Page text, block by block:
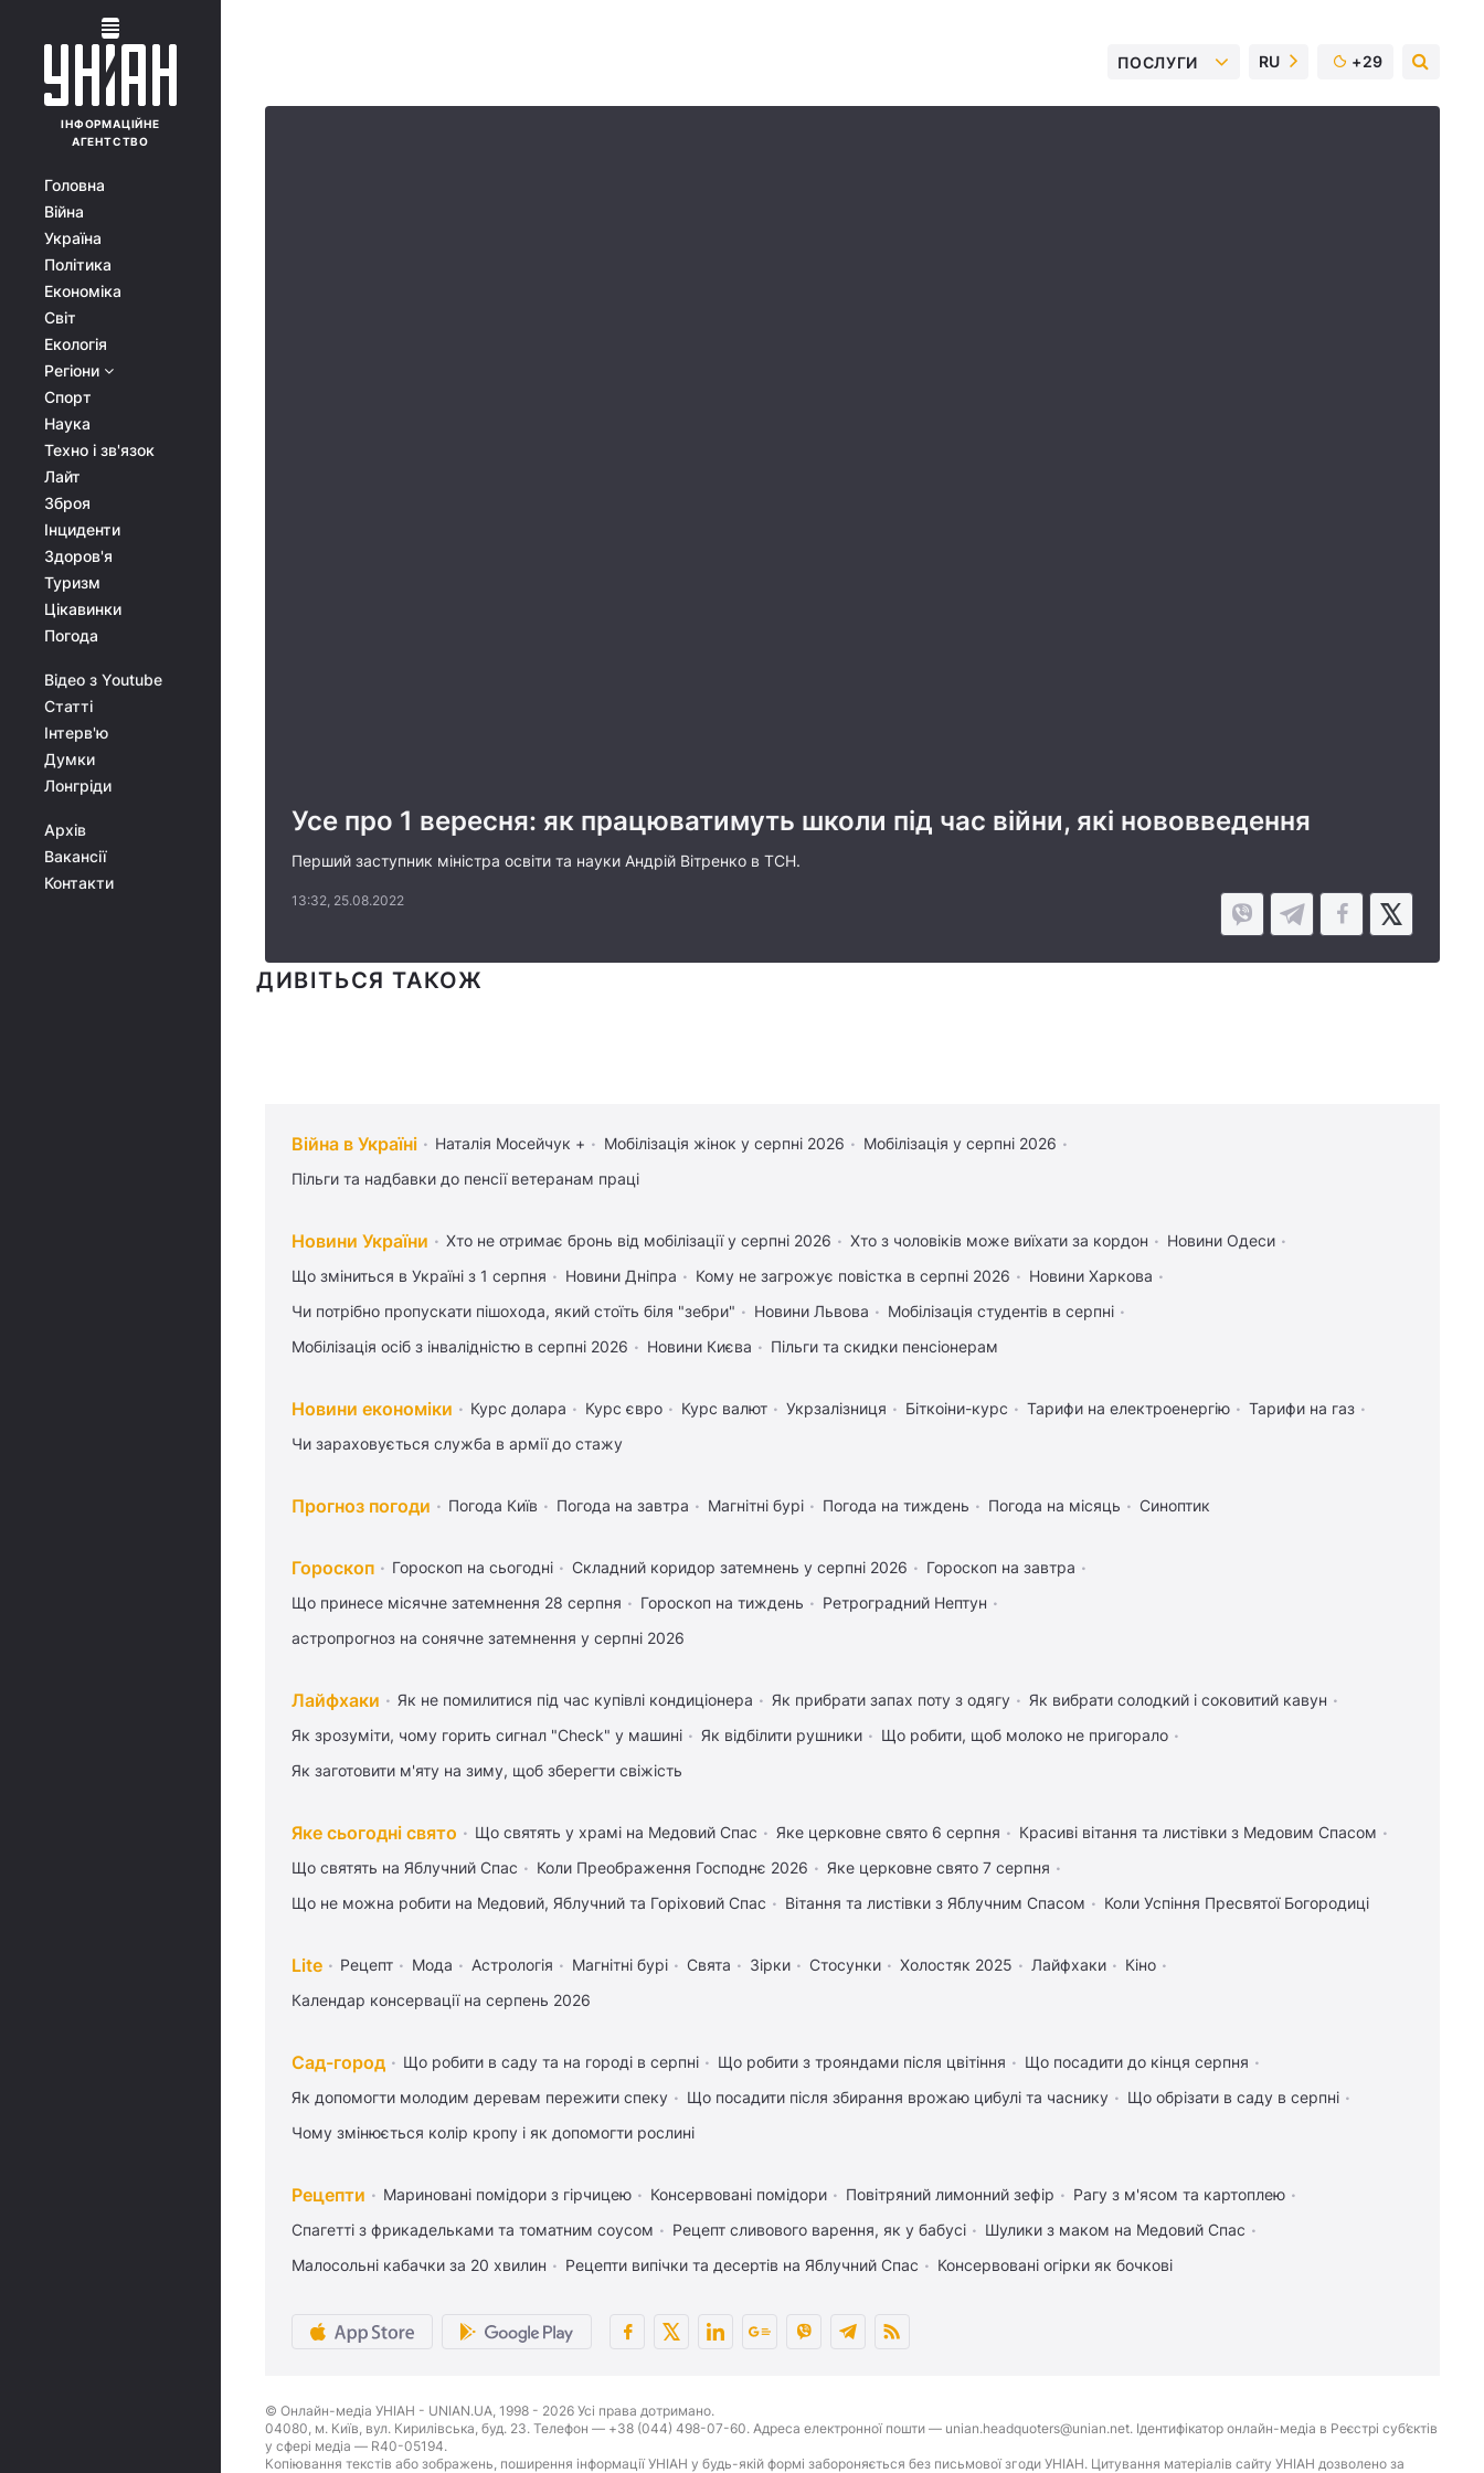
ІНФОРМАЦІЙНЕ
АГЕНТСТВО
Головна
Війна
Україна
Політика
Економіка
Світ
Екологія
Регіони
Спорт
Наука
Техно і зв'язок
Лайт
Зброя
Інциденти
Здоров'я
Туризм
Цікавинки
Погода
Відео з Youtube
Статті
Інтерв'ю
Думки
Лонгріди
Архів
Вакансії
Контакти
ПОСЛУГИ RU +29
Усе про 1 вересня: як працюватимуть школи під час війни, які нововведення
Перший заступник міністра освіти та науки Андрій Вітренко в ТСН.
13:32, 25.08.2022
ДИВІТЬСЯ ТАКОЖ
Війна в Україні Наталія Мосейчук + Мобілізація жінок у серпні 2026
Мобілізація у серпні 2026
Пільги та надбавки до пенсії ветеранам праці
Новини України Хто не отримає бронь від мобілізації у серпні 2026 Хто з чоловіків може виїхати за кордон
Новини Одеси
Що зміниться в Україні з 1 серпня
Новини Дніпра Кому не загрожує повістка в серпні 2026
Новини Харкова
Чи потрібно пропускати пішохода, який стоїть біля "зебри"
Новини Львова
Мобілізація студентів в серпні
Мобілізація осіб з інвалідністю в серпні 2026
Новини Києва Пільги та скидки пенсіонерам
Новини економіки Курс долара Курс євро Курс валют Укрзалізниця Біткоіни-курс Тарифи на електроенергію
Тарифи на газ
Чи зараховується служба в армії до стажу
Прогноз погоди Погода Київ Погода на завтра Магнітні бурі Погода на тиждень Погода на місяць Синоптик
Гороскоп Гороскоп на сьогодні Складний коридор затемнень у серпні 2026
Гороскоп на завтра
Що принесе місячне затемнення 28 серпня
Гороскоп на тиждень
Ретроградний Нептун
астропрогноз на сонячне затемнення у серпні 2026
Лайфхаки Як не помилитися під час купівлі кондиціонера Як прибрати запах поту з одягу
Як вибрати солодкий і соковитий кавун
Як зрозуміти, чому горить сигнал "Check" у машині
Як відбілити рушники
Що робити, щоб молоко не пригорало
Як заготовити м'яту на зиму, щоб зберегти свіжість
Яке сьогодні свято Що святять у храмі на Медовий Спас Яке церковне свято 6 серпня
Красиві вітання та листівки з Медовим Спасом
Що святять на Яблучний Спас
Коли Преображення Господнє 2026
Яке церковне свято 7 серпня
Що не можна робити на Медовий, Яблучний та Горіховий Спас
Вітання та листівки з Яблучним Спасом Коли Успіння Пресвятої Богородиці
Lite Рецепт Мода Астрологія Магнітні бурі Свята Зірки Стосунки Холостяк 2025 Лайфхаки
Кіно
Календар консервації на серпень 2026
Сад-город Що робити в саду та на городі в серпні Що робити з трояндами після цвітіння
Що посадити до кінця серпня
Як допомогти молодим деревам пережити спеку
Що посадити після збирання врожаю цибулі та часнику
Що обрізати в саду в серпні
Чому змінюється колір кропу і як допомогти рослині
Рецепти Мариновані помідори з гірчицею Консервовані помідори Повітряний лимонний зефір
Рагу з м'ясом та картоплею
Спагетті з фрикадельками та томатним соусом
Рецепт сливового варення, як у бабусі
Шулики з маком на Медовий Спас
Малосольні кабачки за 20 хвилин
Рецепти випічки та десертів на Яблучний Спас Консервовані огірки як бочкові
© Онлайн-медіа УНІАН - UNIAN.UA, 1998 - 2026 Усі права дотримано.
04080, м. Київ, вул. Кирилівська, буд. 23. Телефон — +38 (044) 498-07-60. Адреса електронної пошти — unian.headquoters@unian.net. Ідентифікатор онлайн-медіа в Реєстрі суб’єктів
у сфері медіа — R40-05194.
Копіювання текстів або зображень, поширення інформації УНІАН у будь-якій формі забороняється без письмової згоди УНІАН. Цитування матеріалів сайту УНІАН дозволено за